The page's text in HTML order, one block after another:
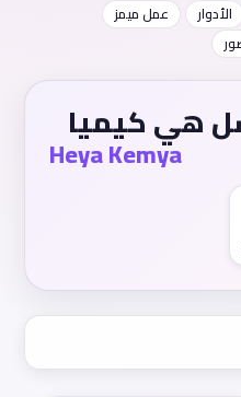
الأدوار
عمل ميمز
هي كيميا
Heya Kemya